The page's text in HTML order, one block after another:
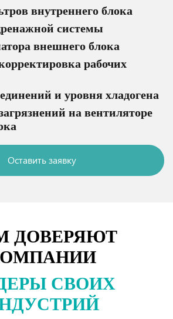
внутреннего блока
системы
внешнего блока
рабочих
и уровня хладогена
на вентиляторе
Оставить заявку
ДОВЕРЯЮТ
СВОИХ